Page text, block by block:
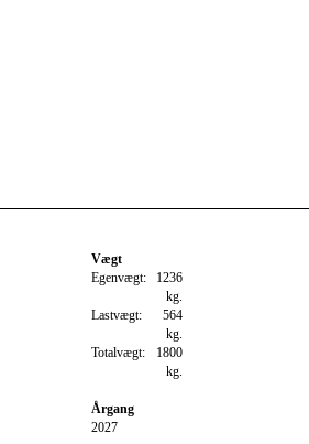
Vægt
Egenvægt: 1236
kg.
Lastvægt:
564
kg.
Totalvægt:
1800
kg.
Årgang
2027